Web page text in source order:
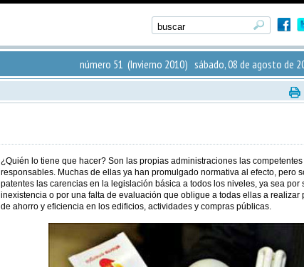
número 51 (Invierno 2010) sábado, 08 de agosto de
¿Quién lo tiene que hacer? Son las propias administraciones las competentes
responsables. Muchas de ellas ya han promulgado normativa al efecto, pero
patentes las carencias en la legislación básica a todos los niveles, ya sea por
inexistencia o por una falta de evaluación que obligue a todas ellas a realizar
de ahorro y eficiencia en los edificios, actividades y compras públicas.